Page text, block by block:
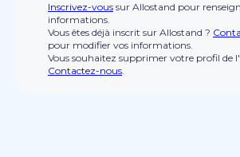
Inscrivez-vous sur Allostand pour
informations.
Vous êtes déjà inscrit sur Allostand ?
pour modifier vos informations.
Vous souhaitez supprimer votre profil de
Contactez-nous.